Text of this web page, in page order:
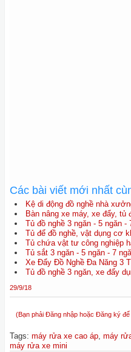
Các bài viết mới nhất
Kệ di động đồ nghề nhà
Bàn nâng xe máy, xe đẩy, tủ
Tủ đồ nghề 3 ngăn - 5 ngăn -
Tủ để đồ nghề, vật dụng cơ
Tủ chứa vật tư công nghiệp
Tủ sắt 3 ngăn - 5 ngăn - 7
Xe Đẩy Đồ Nghề Đa Năng 3
Tủ đồ nghề 3 ngăn, xe đẩy
29/9/18
(Bạn phải Đăng nhập hoặc Đăng ký để
Tags: máy rửa xe cao áp, máy
máy rửa xe mini